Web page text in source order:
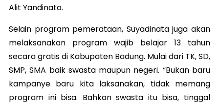
Alit Yandinata.
Selain program pemerataan, Suyadinata juga akan
melaksanakan program wajib belajar 13 tahun
secara gratis di Kabupaten Badung. Mulai dari TK, SD,
SMP, SMA baik swasta maupun negeri. “Bukan baru
kampanye baru kita laksanakan, tidak memang
program ini bisa. Bahkan swasta itu bisa, tinggal